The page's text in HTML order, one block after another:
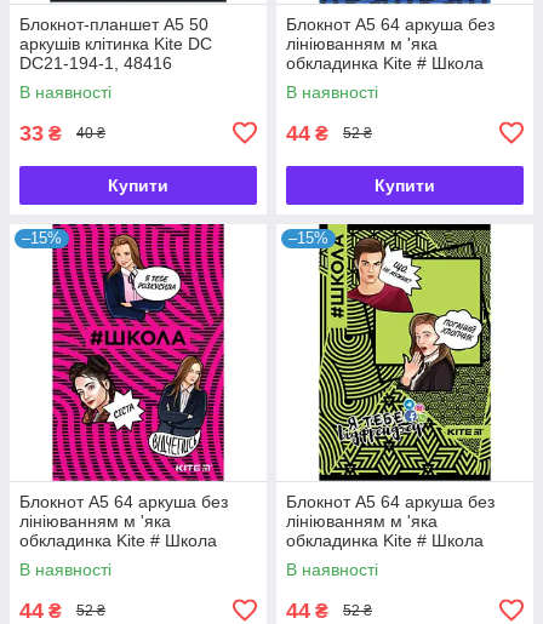
Блокнот-планшет A5 50
аркушів клітинка Kite DC
DC21-194-1, 48416
В наявності
33 ₴ 40 ₴
Купити
Блокнот А5 64 аркуша без
лініюванням м 'яка
обкладинка Kite # Школа
SC19-193-1, 42450
В наявності
44 ₴ 52 ₴
Купити
–15%
Блокнот А5 64 аркуша без
лініюванням м 'яка
обкладинка Kite # Школа
SC19-193-2, 42451
В наявності
44 ₴ 52 ₴
–15%
Блокнот А5 64 аркуша без
лініюванням м 'яка
обкладинка Kite # Школа
SC19-193-3, 42452
В наявності
44 ₴ 52 ₴